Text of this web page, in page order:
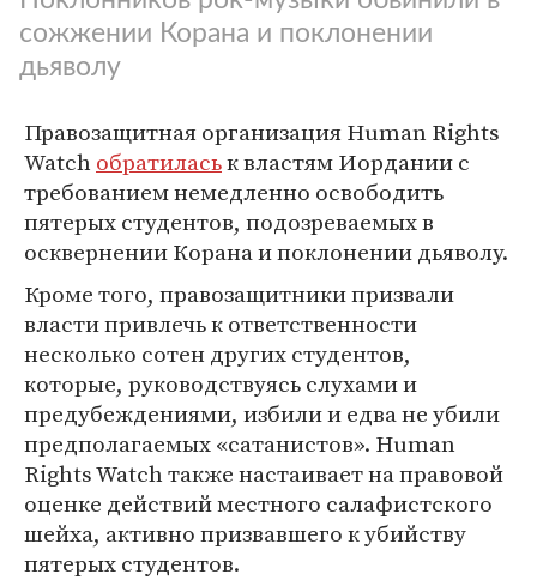
сожжении Корана и поклонении
дьяволу
Правозащитная организация Human Rights
Watchобратиласьк властям Иордании с
требованием немедленно освободить
пятерых студентов, подозреваемых в
осквернении Корана и поклонении дьяволу.
Кроме того, правозащитники призвали
власти привлечь к ответственности
несколько сотен других студентов,
которые, руководствуясь слухами и
предубеждениями, избили и едва не убили
предполагаемых «сатанистов». Human
Rights Watch также настаивает на правовой
оценке действий местного салафистского
шейха, активно призвавшего к убийству
пятерых студентов.